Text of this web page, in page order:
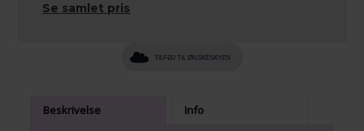
Se samlet pris
TILFØJ TIL ØNSKESKYEN
Beskrivelse Info